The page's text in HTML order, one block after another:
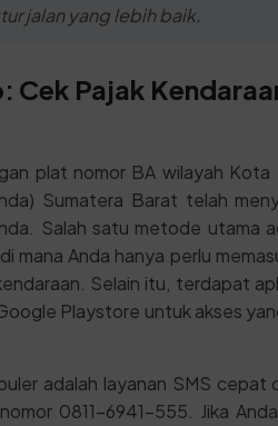
jalan yang lebih baik.
Cek Pajak
plat nomor BA wilayah Kota
Sumatera Barat telah
Salah satu metode utama
mana Anda hanya perlu
Selain itu, terdapat
Playstore untuk akses
adalah layanan SMS cepat
0811-6941-555. Jika